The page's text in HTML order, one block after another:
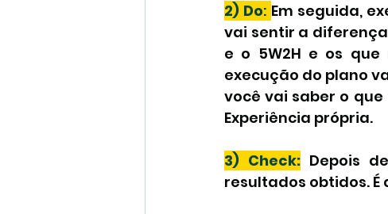
2) Do: Em seguida,
vai sentir a
e o 5W2H e os
execução do plano
você vai saber o
Experiência própria.
3) Check: Depois
resultados obtidos.